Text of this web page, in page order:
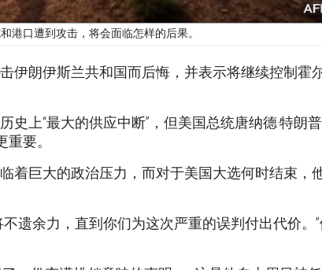
港口遭到攻击，将会面临怎样的后果。
伊朗伊斯兰共和国而后悔，并表示将继续控制霍
上“最大的供应中断”，但美国总统唐纳德·特朗
要。
着巨大的政治压力，而对于美国大选何时结束，
遗余力，直到你们为这次严重的误判付出代价。